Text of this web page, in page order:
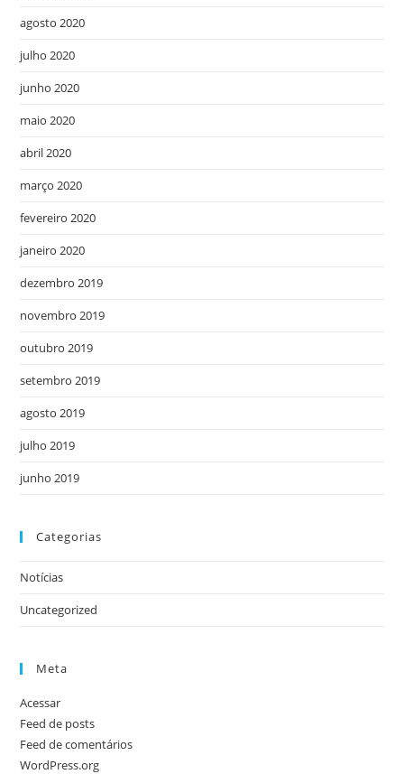
agosto 2020
julho 2020
junho 2020
maio 2020
abril 2020
março 2020
fevereiro 2020
janeiro 2020
dezembro 2019
novembro 2019
outubro 2019
setembro 2019
agosto 2019
julho 2019
junho 2019
Categorias
Notícias
Uncategorized
Meta
Acessar
Feed de posts
Feed de comentários
WordPress.org